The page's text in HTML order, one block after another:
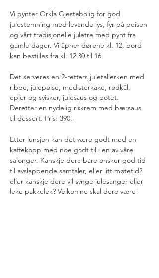
Vi pynter Orkla Gjestebolig for god
julestemning med levende lys, fyr på peisen
og vårt tradisjonelle juletre med pynt fra
gamle dager. Vi åpner dørene kl. 12, bord
kan bestilles fra kl. 12.30 til 16.
Det serveres en 2-retters juletallerken med
ribbe, julepølse, medisterkake, rødkål,
epler og svisker, julesaus og potet.
Deretter en nydelig riskrem med bærsaus
til dessert. Pris: 390,-
Etter lunsjen kan det være godt med en
kaffekopp med noe godt til i en av våre
salonger. Kanskje dere bare ønsker god tid
til avslappende samtaler, eller litt møtetid?
eller kanskje dere vil synge julesanger eller
leke pakkelek? Velkomne skal dere være!